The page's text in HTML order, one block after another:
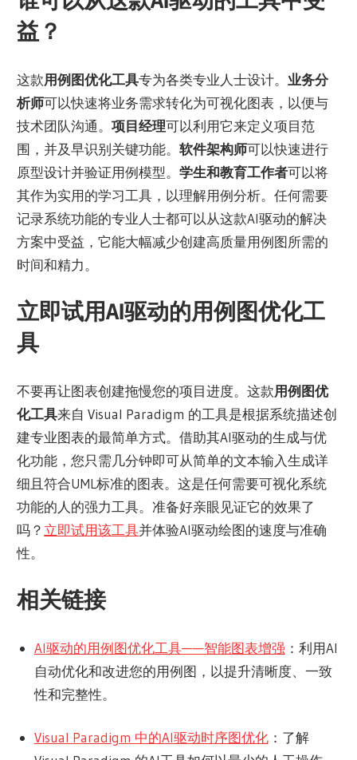
益？
这款用例图优化工具专为各类专业人士设计。 业务分
析师可以快速将业务需求转化为可视化图表，以便与
技术团队沟通。项目经理可以利用它来定义项目范
围，并及早识别关键功能。软件架构师可以快速进行
原型设计并验证用例模型。学生和教育工作者可以将
其作为实用的学习工具，以理解用例分析。任何需要
记录系统功能的专业人士都可以从这款AI驱动的解决
方案中受益，它能大幅减少创建高质量用例图所需的
时间和精力。
立即试用AI驱动的用例图优化工
具
不要再让图表创建拖慢您的项目进度。这款用例图优
化工具来自 Visual Paradigm 的工具是根据系统描述创
建专业图表的最简单方式。借助其AI驱动的生成与优
化功能，您只需几分钟即可从简单的文本输入生成详
细且符合UML标准的图表。这是任何需要可视化系统
功能的人的强力工具。准备好亲眼见证它的效果了
吗？ 立即试用该工具并体验AI驱动绘图的速度与准确
性。
相关链接
AI驱动的用例图优化工具——智能图表增强 ：利用AI
自动优化和改进您的用例图，以提升清晰度、一致
性和完整性。
Visual Paradigm 中的AI驱动时序图优化：了解